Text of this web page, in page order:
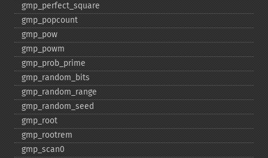
gmp_​perfect_​square
gmp_​popcount
gmp_​pow
gmp_​powm
gmp_​prob_​prime
gmp_​random_​bits
gmp_​random_​range
gmp_​random_​seed
gmp_​root
gmp_​rootrem
gmp_​scan0